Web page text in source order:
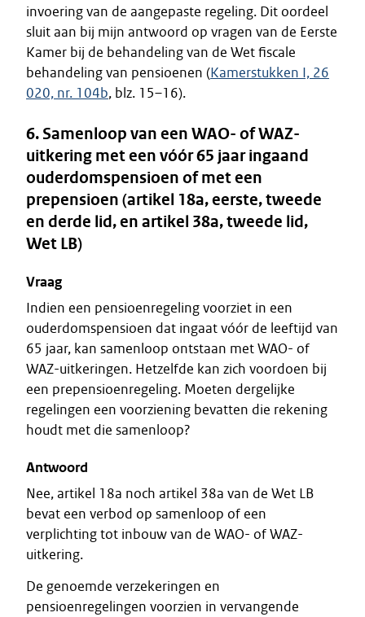
invoering van de aangepaste regeling. Dit oordeel
sluit aan bij mijn antwoord op vragen van de Eerste
Kamer bij de behandeling van de Wet fiscale
behandeling van pensioenen (Kamerstukken I, 26
020, nr. 104b, blz. 15–16).
6. Samenloop van een WAO- of WAZ-
uitkering met een vóór 65 jaar ingaand
ouderdomspensioen of met een
prepensioen (artikel 18a, eerste, tweede
en derde lid, en artikel 38a, tweede lid,
Wet LB)
Vraag
Indien een pensioenregeling voorziet in een
ouderdomspensioen dat ingaat vóór de leeftijd van
65 jaar, kan samenloop ontstaan met WAO- of
WAZ-uitkeringen. Hetzelfde kan zich voordoen bij
een prepensioenregeling. Moeten dergelijke
regelingen een voorziening bevatten die rekening
houdt met die samenloop?
Antwoord
Nee, artikel 18a noch artikel 38a van de Wet LB
bevat een verbod op samenloop of een
verplichting tot inbouw van de WAO- of WAZ-
uitkering.
De genoemde verzekeringen en
pensioenregelingen voorzien in vervangende